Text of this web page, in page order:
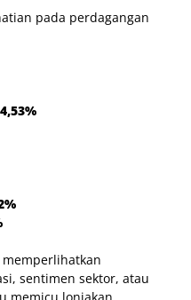
pada perdagangan
sentimen sektor, atau